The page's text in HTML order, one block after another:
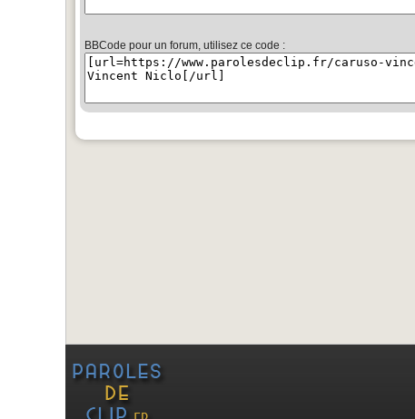
BBCode pour un forum, utilisez ce code :